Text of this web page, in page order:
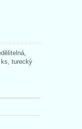
ks, turecký